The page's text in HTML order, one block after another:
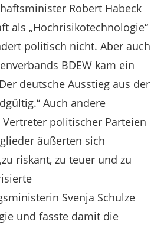
Robert Habeck
als „Hochrisikotechnologie“
politisch nicht. Aber auch
BDEW kam ein
deutsche Ausstieg aus der
Auch andere
politischer Parteien
äußerten sich
riskant, zu teuer und zu
Svenja Schulze
und fasste damit die